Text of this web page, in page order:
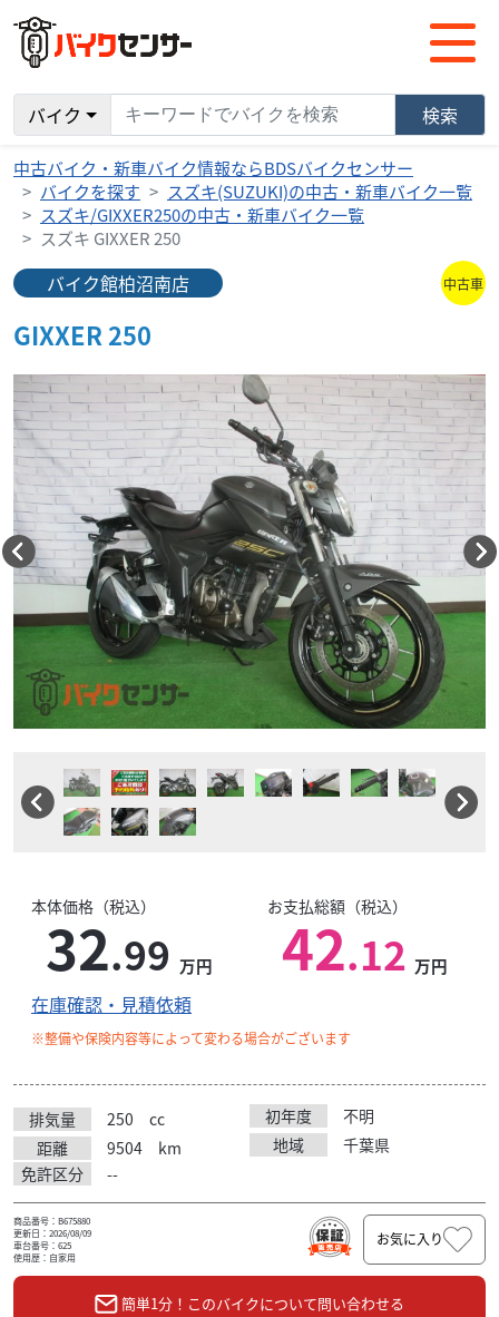
バイク 検索
中古バイク・新車バイク情報ならBDSバイクセンサー
バイクを探す
スズキ(SUZUKI)の中古・新車バイク一覧
スズキ/GIXXER250の中古・新車バイク一覧
スズキ GIXXER 250
バイク館柏沼南店 中古車
GIXXER 250
本体価格（税込）
32.99 万円
お支払総額（税込）
42.12 万円
在庫確認・見積依頼
※整備や保険内容等によって変わる場合がございます
排気量 250 cc 初年度
不明
距離
9504 km 地域
千葉県
免許区分
--
商品番号：B675880
更新日：2026/08/09
車台番号：625
使用歴：自家用
お気に入り
簡単1分！このバイクについて問い合わせる